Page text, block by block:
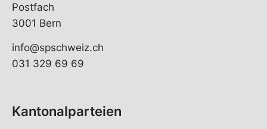
Postfach
3001 Bern
info@spschweiz.ch
031 329 69 69
Kantonalparteien